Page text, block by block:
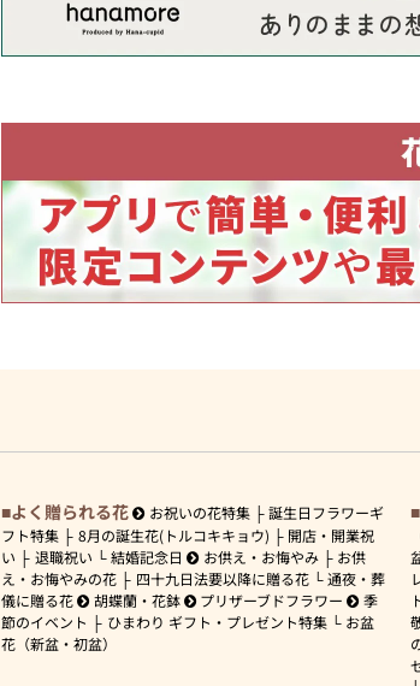
よく贈られる花 お祝いの花特集
誕生日フラワーギ
フト特集
8月の誕生花(トルコキキョウ)
開店・開業祝
い
退職祝い 結婚記念日 お供え・お悔やみ
お供
え・お悔やみの花
四十九日法要以降に贈る花
通夜・葬
儀に贈る花
胡蝶蘭・花鉢 プリザーブドフラワー
季
節のイベント
ひまわり ギフト・プレゼント特集
お盆
花（新盆・初盆）